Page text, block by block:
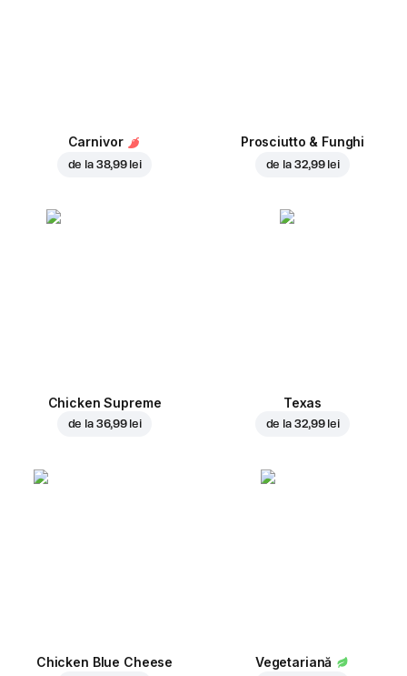
Carnivor
de la 38,99 lei
Prosciutto & Funghi
de la 32,99 lei
Chicken Supreme
de la 36,99 lei
Texas
de la 32,99 lei
Chicken Blue Cheese Vegetariană